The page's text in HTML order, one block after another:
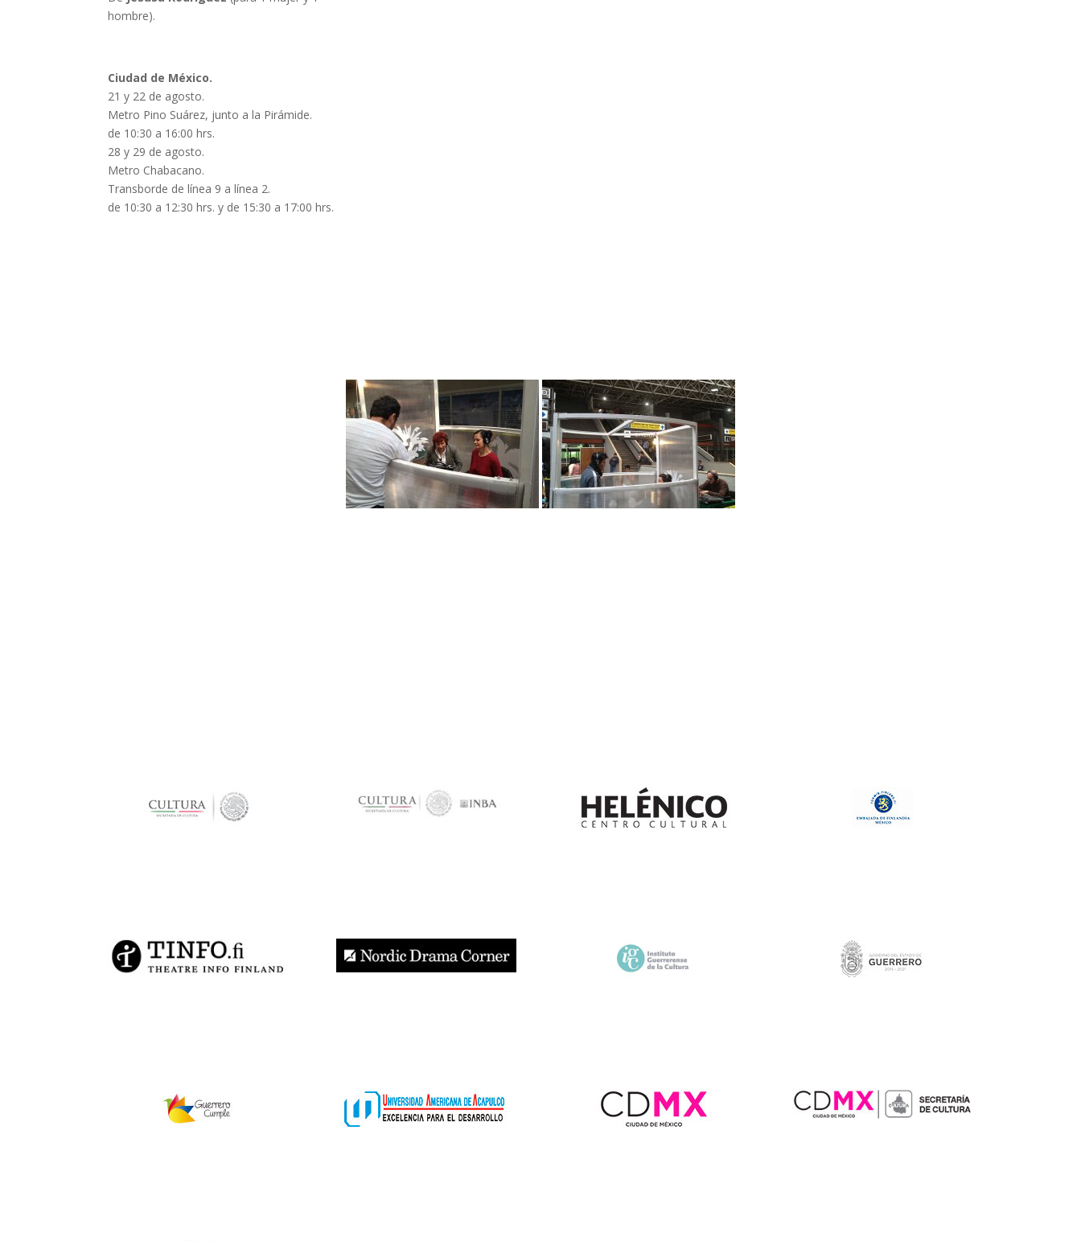
hombre).
Ciudad de México.
21 y 22 de agosto.
Metro Pino Suárez, junto a la Pirámide.
de 10:30 a 16:00 hrs.
28 y 29 de agosto.
Metro Chabacano.
Transborde de línea 9 a línea 2.
de 10:30 a 12:30 hrs. y de 15:30 a 17:00 hrs.